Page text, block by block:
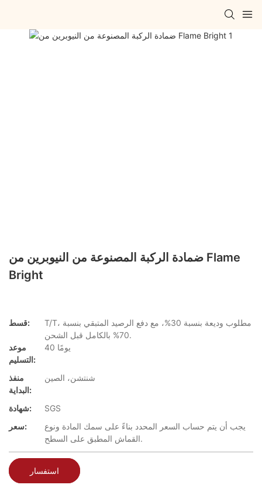
ضمادة الركبة المصنوعة من النيوبرين من Flame
Bright
قسط:
T/T، مطلوب وديعة بنسبة 30%، مع دفع الرصيد المتبقي بنسبة
70% بالكامل قبل الشحن.
موعد
التسليم:
40 يومًا
منفذ
البداية:
شنتشن، الصين
شهادة:
SGS
سعر:
يجب أن يتم حساب السعر المحدد بناءً على سمك المادة ونوع
القماش المطبق على السطح.
استفسار